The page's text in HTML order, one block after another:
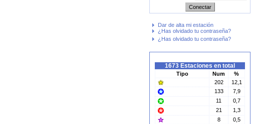
Dar de alta mi estación
¿Has olvidado tu contraseña?
¿Has olvidado tu contraseña?
1673 Estaciones en total
Tipo Num
%
202
12,1
133
7,9
11
0,7
21
1,3
8
0,5